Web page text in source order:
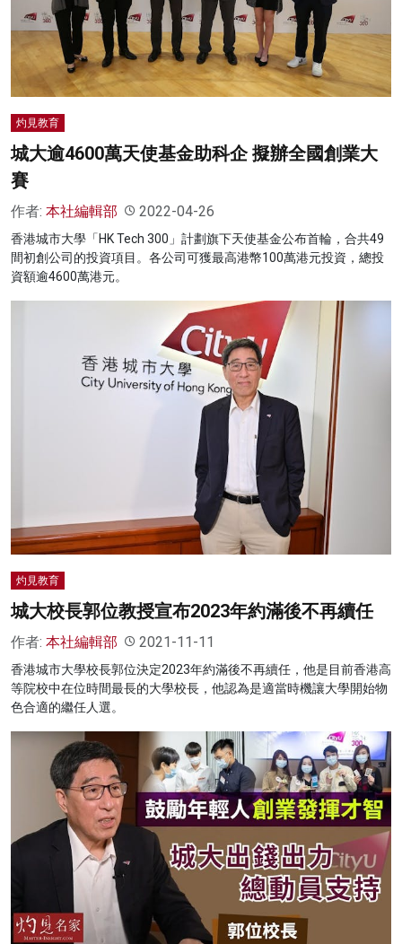
灼見教育
城大逾4600萬天使基金助科企 擬辦全國創業大
賽
作者: 本社編輯部 2022-04-26
香港城市大學「HK Tech 300」計劃旗下天使基金公布首輪，合共49
間初創公司的投資項目。各公司可獲最高港幣100萬港元投資，總投
資額逾4600萬港元。
灼見教育
城大校長郭位教授宣布2023年約滿後不再續任
作者: 本社編輯部 2021-11-11
香港城市大學校長郭位決定2023年約滿後不再續任，他是目前香港高
等院校中在位時間最長的大學校長，他認為是適當時機讓大學開始物
色合適的繼任人選。